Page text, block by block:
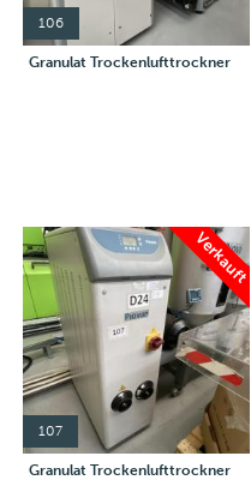
106
Granulat Trockenlufttrockner
Verkauft
107
Granulat Trockenlufttrockner